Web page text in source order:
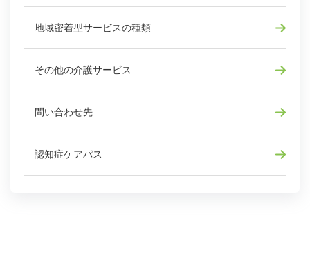
地域密着型サービスの種類
その他の介護サービス
問い合わせ先
認知症ケアパス